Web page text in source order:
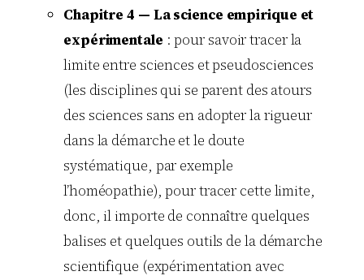
Chapitre 4 — La science empirique et
expérimentale : pour savoir tracer la
limite entre sciences et pseudosciences
(les disciplines qui se parent des atours
des sciences sans en adopter la rigueur
dans la démarche et le doute
systématique, par exemple
l’homéopathie), pour tracer cette limite,
donc, il importe de connaître quelques
balises et quelques outils de la démarche
scientifique (expérimentation avec